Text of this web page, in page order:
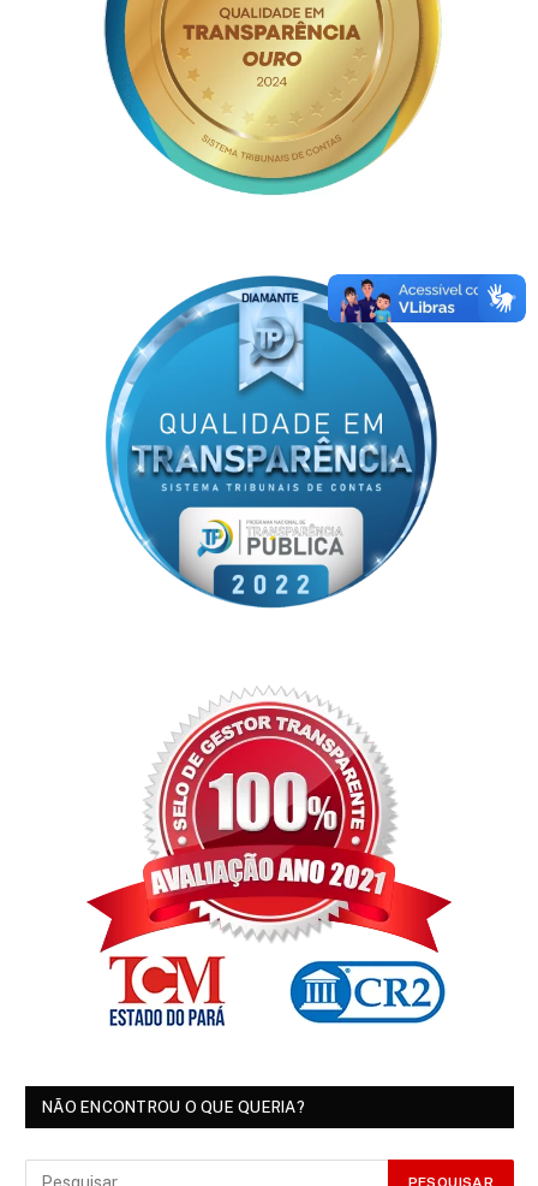
NÃO ENCONTROU O QUE QUERIA?